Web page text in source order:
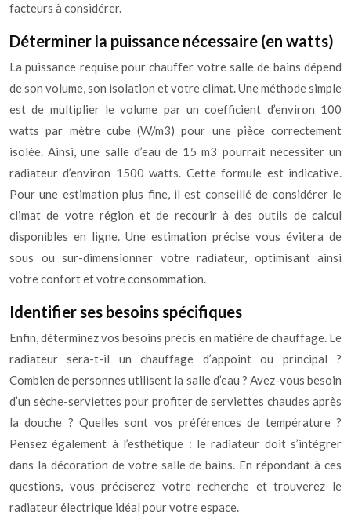
facteurs à considérer.
Déterminer la puissance nécessaire (en watts)
La puissance requise pour chauffer votre salle de bains dépend
de son volume, son isolation et votre climat. Une méthode simple
est de multiplier le volume par un coefficient d’environ 100
watts par mètre cube (W/m3) pour une pièce correctement
isolée. Ainsi, une salle d’eau de 15 m3 pourrait nécessiter un
radiateur d’environ 1500 watts. Cette formule est indicative.
Pour une estimation plus fine, il est conseillé de considérer le
climat de votre région et de recourir à des outils de calcul
disponibles en ligne. Une estimation précise vous évitera de
sous ou sur-dimensionner votre radiateur, optimisant ainsi
votre confort et votre consommation.
Identifier ses besoins spécifiques
Enfin, déterminez vos besoins précis en matière de chauffage. Le
radiateur sera-t-il un chauffage d’appoint ou principal ?
Combien de personnes utilisent la salle d’eau ? Avez-vous besoin
d’un sèche-serviettes pour profiter de serviettes chaudes après
la douche ? Quelles sont vos préférences de température ?
Pensez également à l’esthétique : le radiateur doit s’intégrer
dans la décoration de votre salle de bains. En répondant à ces
questions, vous préciserez votre recherche et trouverez le
radiateur électrique idéal pour votre espace.